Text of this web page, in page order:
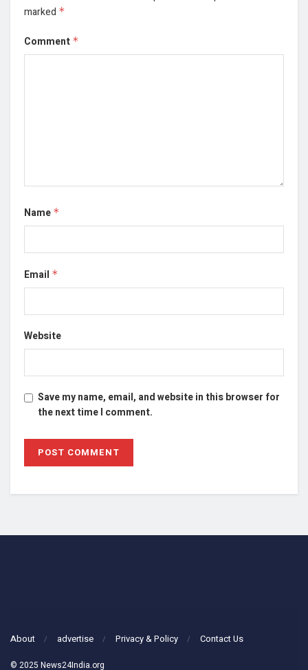
marked *
Comment *
Name *
Email *
Website
Save my name, email, and website in this browser for
the next time I comment.
About advertise Privacy & Policy Contact Us
© 2025 News24India.org